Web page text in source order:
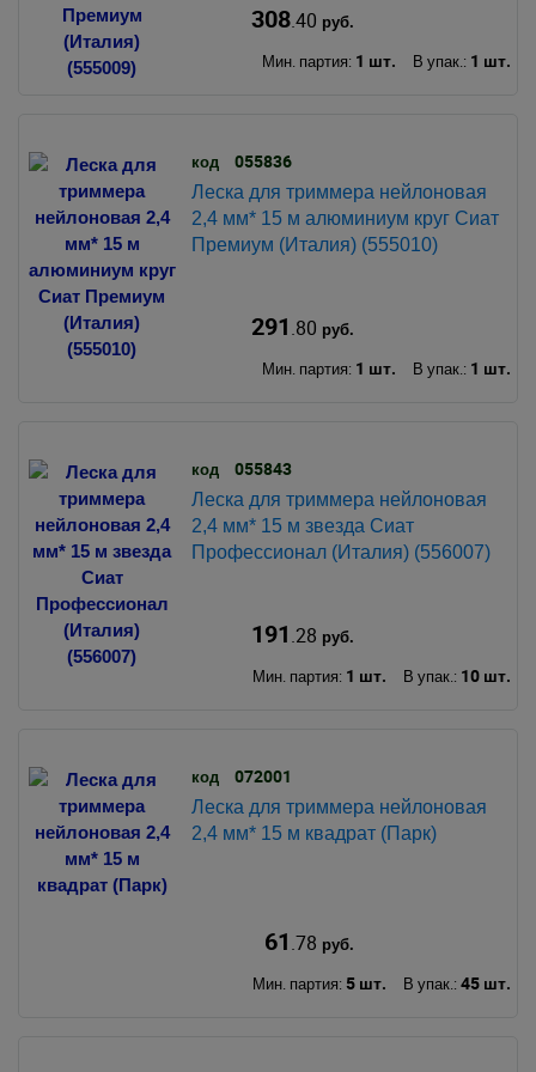
308.40 руб.
Мин. партия: 1 шт. В упак.: 1 шт.
код 055836
Леска для триммера нейлоновая
2,4 мм* 15 м алюминиум круг Сиат
Премиум (Италия) (555010)
291.80 руб.
Мин. партия: 1 шт. В упак.: 1 шт.
код 055843
Леска для триммера нейлоновая
2,4 мм* 15 м звезда Сиат
Профессионал (Италия) (556007)
191.28 руб.
Мин. партия: 1 шт. В упак.: 10 шт.
код 072001
Леска для триммера нейлоновая
2,4 мм* 15 м квадрат (Парк)
61.78 руб.
Мин. партия: 5 шт. В упак.: 45 шт.